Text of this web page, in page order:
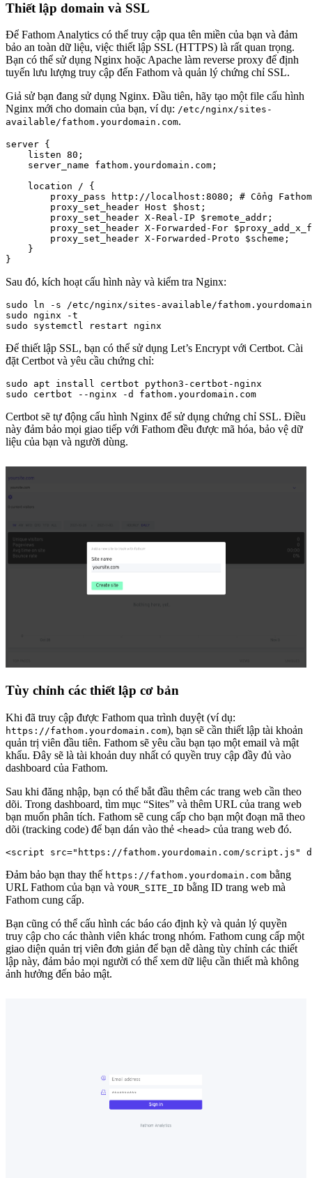
Thiết lập domain và SSL
Để Fathom Analytics có thể truy cập qua tên miền của bạn và đảm
bảo an toàn dữ liệu, việc thiết lập SSL (HTTPS) là rất quan trọng.
Bạn có thể sử dụng Nginx hoặc Apache làm reverse proxy để định
tuyến lưu lượng truy cập đến Fathom và quản lý chứng chỉ SSL.
Giả sử bạn đang sử dụng Nginx. Đầu tiên, hãy tạo một file cấu hình
Nginx mới cho domain của bạn, ví dụ: /etc/nginx/sites-
available/fathom.yourdomain.com.
server {
    listen 80;
    server_name fathom.yourdomain.com;
    location / {
proxy_pass http://localhost:8080; # Cổng
        proxy_set_header Host $host;
        proxy_set_header X-Real-IP $remote_addr;
proxy_set_header X-Forwarded-For
        proxy_set_header X-Forwarded-Proto $scheme;
    }
Sau đó, kích hoạt cấu hình này và kiểm tra Nginx:
sudo ln -s /etc/nginx/sites-available/
sudo nginx -t
Để thiết lập SSL, bạn có thể sử dụng Let’s Encrypt với Certbot. Cài
đặt Certbot và yêu cầu chứng chỉ:
sudo apt install certbot python3-certbot-nginx
Certbot sẽ tự động cấu hình Nginx để sử dụng chứng chỉ SSL. Điều
này đảm bảo mọi giao tiếp với Fathom đều được mã hóa, bảo vệ dữ
liệu của bạn và người dùng.
Tùy chỉnh các thiết lập cơ bản
Khi đã truy cập được Fathom qua trình duyệt (ví dụ:
https://fathom.yourdomain.com), bạn sẽ cần thiết lập tài khoản
quản trị viên đầu tiên. Fathom sẽ yêu cầu bạn tạo một email và mật
khẩu. Đây sẽ là tài khoản duy nhất có quyền truy cập đầy đủ vào
dashboard của Fathom.
Sau khi đăng nhập, bạn có thể bắt đầu thêm các trang web cần theo
dõi. Trong dashboard, tìm mục “Sites” và thêm URL của trang web
bạn muốn phân tích. Fathom sẽ cung cấp cho bạn một đoạn mã theo
dõi (tracking code) để bạn dán vào thẻ <head> của trang web đó.
Đảm bảo bạn thay thế https://fathom.yourdomain.com bằng
URL Fathom của bạn và YOUR_SITE_ID bằng ID trang web mà
Fathom cung cấp.
Bạn cũng có thể cấu hình các báo cáo định kỳ và quản lý quyền
truy cập cho các thành viên khác trong nhóm. Fathom cung cấp một
giao diện quản trị viên đơn giản để bạn dễ dàng tùy chỉnh các thiết
lập này, đảm bảo mọi người có thể xem dữ liệu cần thiết mà không
ảnh hưởng đến bảo mật.